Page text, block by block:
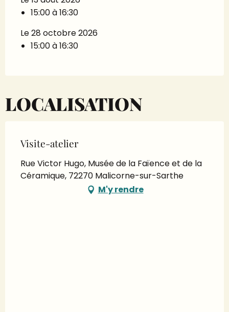
15:00 à 16:30
Le 28 octobre 2026
15:00 à 16:30
LOCALISATION
Visite-atelier
Rue Victor Hugo, Musée de la Faïence et de la
Céramique, 72270 Malicorne-sur-Sarthe
M'y rendre